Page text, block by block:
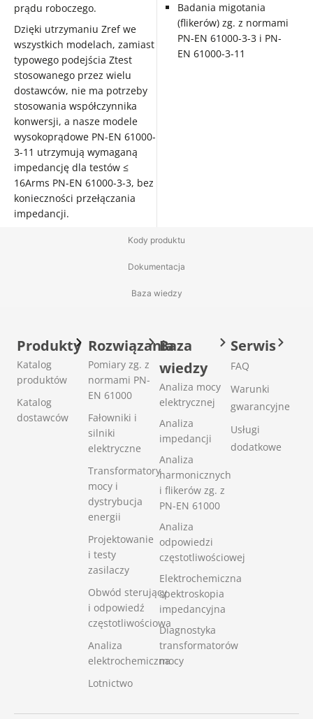
Kody produktu
Dokumentacja
Baza wiedzy
prądu roboczego.
Dzięki utrzymaniu Zref we
wszystkich modelach, zamiast
typowego podejścia Ztest
stosowanego przez wielu
dostawców, nie ma potrzeby
stosowania współczynnika
konwersji, a nasze modele
wysokoprądowe PN-EN 61000-
3-11 utrzymują wymaganą
impedancję dla testów ≤
16Arms PN-EN 61000-3-3, bez
konieczności przełączania
impedancji.
Badania migotania
(flikerów) zg. z normami
PN-EN 61000-3-3 i PN-
EN 61000-3-11
Produkty
Katalog
produktów
Katalog
dostawców
Rozwiązania
Pomiary zg. z
normami PN-
EN 61000
Fałowniki i
silniki
elektryczne
Transformatory
mocy i
dystrybucja
energii
Projektowanie
i testy
zasilaczy
Obwód sterujący
i odpowiedź
częstotliwościowa
Analiza
elektrochemiczna
Lotnictwo
Baza
wiedzy
Analiza mocy
elektrycznej
Analiza
impedancji
Analiza
harmonicznych
i flikerów zg. z
PN-EN 61000
Analiza
odpowiedzi
częstotliwościowej
Elektrochemiczna
spektroskopia
impedancyjna
Diagnostyka
transformatorów
mocy
Serwis
FAQ
Warunki
gwarancyjne
Usługi
dodatkowe